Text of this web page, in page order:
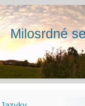
Milosrdné